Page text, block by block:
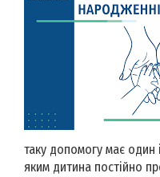
таку допомогу має один
яким дитина постійно